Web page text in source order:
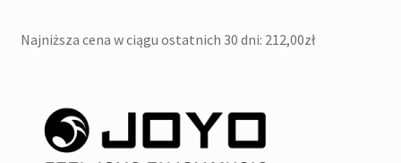
Najniższa cena w ciągu ostatnich 30 dni: 212,00zł